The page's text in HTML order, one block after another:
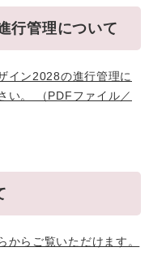
行管理について
イン2028の進行管理に
い。 （PDFファイル／
らご覧いただけます。